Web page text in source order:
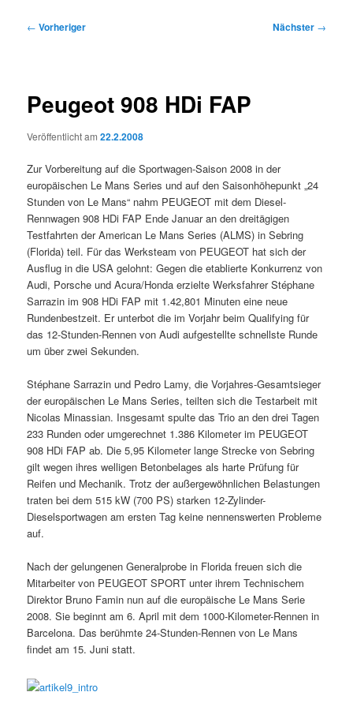
Beitragsnavigation
← Vorheriger Nächster →
Peugeot 908 HDi FAP
Veröffentlicht am22.2.2008
Zur Vorbereitung auf die Sportwagen-Saison 2008 in der
europäischen Le Mans Series und auf den Saisonhöhepunkt „24
Stunden von Le Mans“ nahm PEUGEOT mit dem Diesel-
Rennwagen 908 HDi FAP Ende Januar an den dreitägigen
Testfahrten der American Le Mans Series (ALMS) in Sebring
(Florida) teil. Für das Werksteam von PEUGEOT hat sich der
Ausflug in die USA gelohnt: Gegen die etablierte Konkurrenz von
Audi, Porsche und Acura/Honda erzielte Werksfahrer Stéphane
Sarrazin im 908 HDi FAP mit 1.42,801 Minuten eine neue
Rundenbestzeit. Er unterbot die im Vorjahr beim Qualifying für
das 12-Stunden-Rennen von Audi aufgestellte schnellste Runde
um über zwei Sekunden.
Stéphane Sarrazin und Pedro Lamy, die Vorjahres-Gesamtsieger
der europäischen Le Mans Series, teilten sich die Testarbeit mit
Nicolas Minassian. Insgesamt spulte das Trio an den drei Tagen
233 Runden oder umgerechnet 1.386 Kilometer im PEUGEOT
908 HDi FAP ab. Die 5,95 Kilometer lange Strecke von Sebring
gilt wegen ihres welligen Betonbelages als harte Prüfung für
Reifen und Mechanik. Trotz der außergewöhnlichen Belastungen
traten bei dem 515 kW (700 PS) starken 12-Zylinder-
Dieselsportwagen am ersten Tag keine nennenswerten Probleme
auf.
Nach der gelungenen Generalprobe in Florida freuen sich die
Mitarbeiter von PEUGEOT SPORT unter ihrem Technischem
Direktor Bruno Famin nun auf die europäische Le Mans Serie
2008. Sie beginnt am 6. April mit dem 1000-Kilometer-Rennen in
Barcelona. Das berühmte 24-Stunden-Rennen von Le Mans
findet am 15. Juni statt.